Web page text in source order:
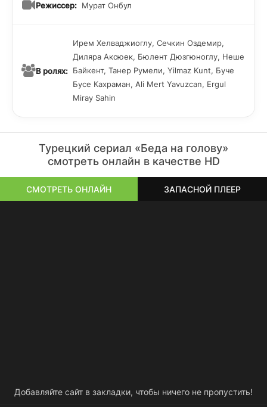
Режиссер: Мурат Онбул
В ролях:
Ирем Хелваджиоглу, Сечкин Оздемир,
Диляра Аксюек, Бюлент Дюзгюноглу, Неше
Байкент, Танер Румели, Yilmaz Kunt, Буче
Бусе Кахраман, Ali Mert Yavuzcan, Ergul
Miray Sahin
Турецкий сериал «Беда на голову»
смотреть онлайн в качестве HD
СМОТРЕТЬ ОНЛАЙН ЗАПАСНОЙ ПЛЕЕР
Добавляйте сайт в закладки, чтобы ничего не пропустить!